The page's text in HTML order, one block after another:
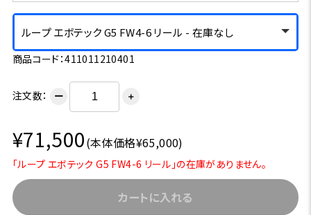
ループ エボテック G5 FW4-6 リール - 在庫なし
商品コード：411011210401
注文数： ー ＋
¥71,500(本体価格¥65,000)
「ループ エボテック G5 FW4-6 リール」の在庫がありません。
カートに入れる